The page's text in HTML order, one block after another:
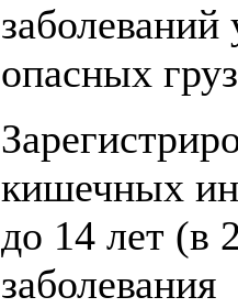
опасных
кишечных
до 14 лет (в